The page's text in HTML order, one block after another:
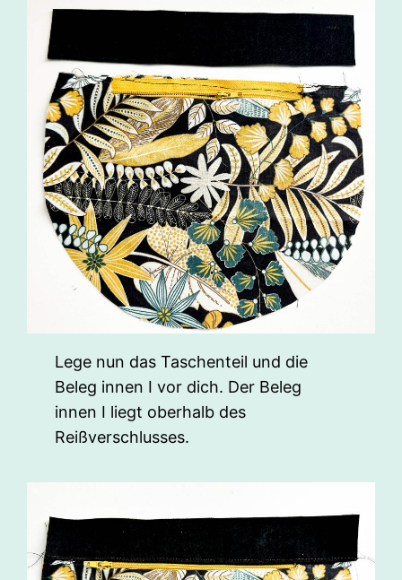
Lege nun das Taschenteil und die
Beleg innen I vor dich. Der Beleg
innen I liegt oberhalb des
Reißverschlusses.